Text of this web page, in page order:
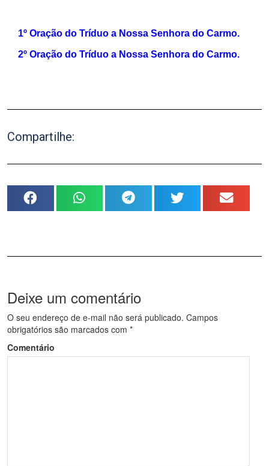
1º Oração do Tríduo a Nossa Senhora do Carmo.
2º Oração do Tríduo a Nossa Senhora do Carmo.
Compartilhe:
Deixe um comentário
O seu endereço de e-mail não será publicado. Campos
obrigatórios são marcados com *
Comentário